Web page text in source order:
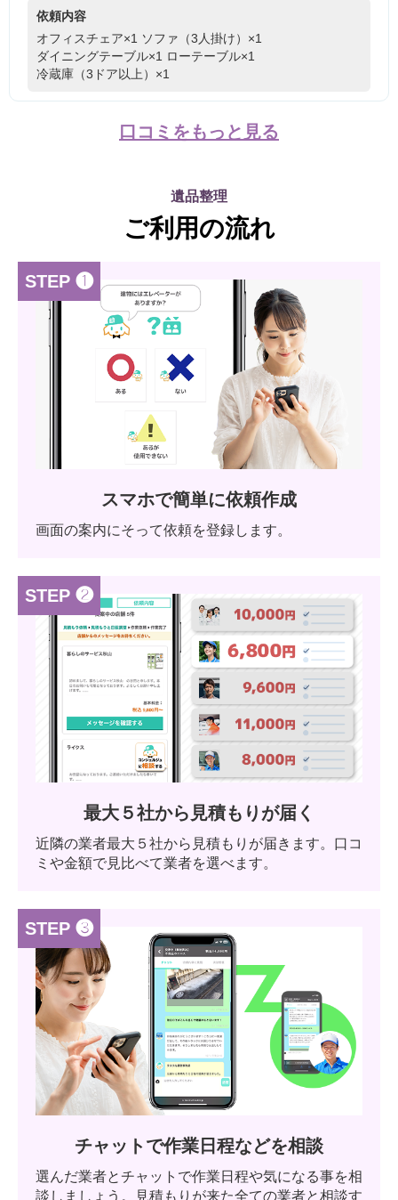
依頼内容
オフィスチェア×1 ソファ（3人掛け）×1
ダイニングテーブル×1 ローテーブル×1
冷蔵庫（3ドア以上）×1
口コミをもっと見る
遺品整理
ご利用の流れ
STEP ❶
スマホで簡単に依頼作成
画面の案内にそって依頼を登録します。
STEP ❷
最大５社から見積もりが届く
近隣の業者最大５社から見積もりが届きます。口コ
ミや金額で見比べて業者を選べます。
STEP ❸
チャットで作業日程などを相談
選んだ業者とチャットで作業日程や気になる事を相
談しましょう。見積もりが来た全ての業者と相談す